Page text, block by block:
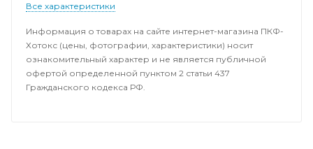
Все характеристики
Информация о товарах на сайте интернет-магазина ПКФ-
Хотокс (цены, фотографии, характеристики) носит
ознакомительный характер и не является публичной
офертой определенной пунктом 2 статьи 437
Гражданского кодекса РФ.